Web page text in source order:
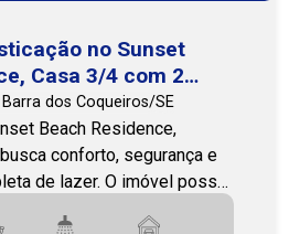
te atender! (79)3231-
Imobiliária
no Sunset
Casa 3/4 com 2
dos Coqueiros/SE
Beach Residence,
conforto, segurança e
de lazer. O imóvel possui
com ambientes bem